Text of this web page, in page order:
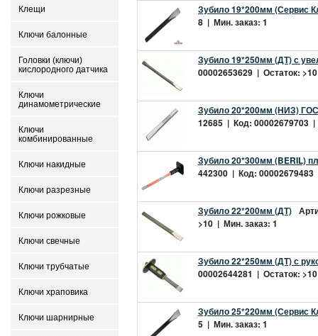
Клещи
Ключи балонные
Головки (ключи)
кислородного датчика
Ключи
динамометрические
Ключи
комбинированные
Ключи накидные
Ключи разрезные
Ключи рожковые
Ключи свечные
Ключи трубчатые
Ключи храповика
Ключи шарнирные
Зубило 19*200мм (Сервис
8 | Мин. заказ: 1
Зубило 19*250мм (ДТ) с
00002653629 | Остаток:
Зубило 20*200мм (НИЗ)
12685 | Код: 00002679703
Зубило 20*300мм (BERIL)
442300 | Код:
Зубило 22*200мм (ДТ)
>10 | Мин. заказ: 1
Зубило 22*250мм (ДТ) с
00002644281 | Остаток:
Зубило 25*220мм (Сервис
5 | Мин. заказ: 1